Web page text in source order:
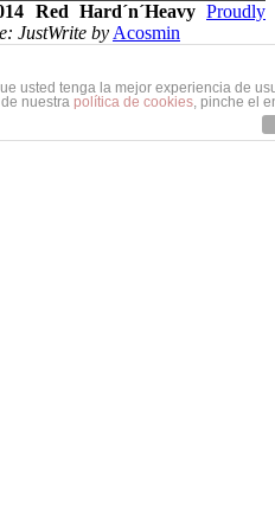
Red Hard´n´Heavy Proudly
JustWrite by Acosmin
usted tenga la mejor experiencia de
nuestra política de cookies, pinche el